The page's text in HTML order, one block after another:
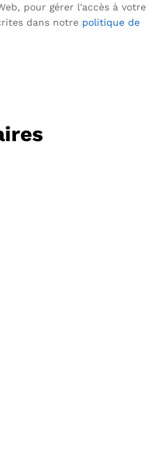
pour gérer l'accès à votre
dans notre politique de